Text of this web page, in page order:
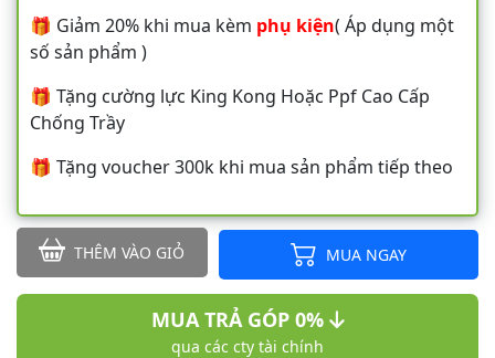
🎁 Giảm 20% khi mua kèm phụ kiện( Áp dụng một
số sản phẩm )
🎁 Tặng cường lực King Kong Hoặc Ppf Cao Cấp
Chống Trầy
🎁 Tặng voucher 300k khi mua sản phẩm tiếp theo
THÊM VÀO GIỎ MUA NGAY
MUA TRẢ GÓP 0%
qua các cty tài chính